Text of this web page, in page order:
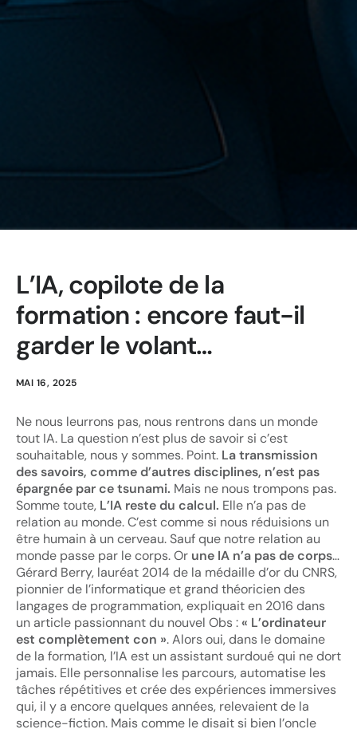
L’IA, copilote de la
formation : encore faut-il
garder le volant…
MAI 16, 2025
Ne nous leurrons pas, nous rentrons dans un monde
tout IA. La question n’est plus de savoir si c’est
souhaitable, nous y sommes. Point. La transmission
des savoirs, comme d’autres disciplines, n’est pas
épargnée par ce tsunami. Mais ne nous trompons pas.
Somme toute, L’IA reste du calcul. Elle n’a pas de
relation au monde. C’est comme si nous réduisions un
être humain à un cerveau. Sauf que notre relation au
monde passe par le corps. Or une IA n’a pas de corps…
Gérard Berry, lauréat 2014 de la médaille d’or du CNRS,
pionnier de l’informatique et grand théoricien des
langages de programmation, expliquait en 2016 dans
un article passionnant du nouvel Obs :« L’ordinateur
est complètement con ». Alors oui, dans le domaine
de la formation, l’IA est un assistant surdoué qui ne dort
jamais. Elle personnalise les parcours, automatise les
tâches répétitives et crée des expériences immersives
qui, il y a encore quelques années, relevaient de la
science-fiction. Mais comme le disait si bien l’oncle